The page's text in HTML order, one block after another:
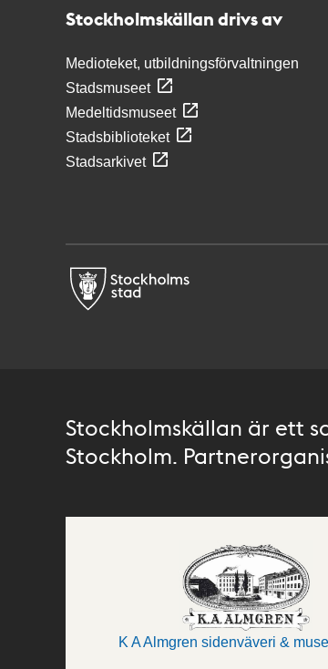
Stockholmskällan drivs av
Medioteket, utbildningsförvaltningen
Stadsmuseet
Medeltidsmuseet
Stadsbiblioteket
Stadsarkivet
Stockholmskällan är ett
Stockholm.
K A Almgren sidenväveri &